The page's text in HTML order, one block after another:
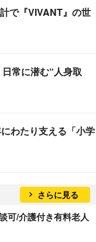
で『VIVANT』の世
常に潜む“人身取
わたり支える「小学
さらに見る
可/介護付き有料老人